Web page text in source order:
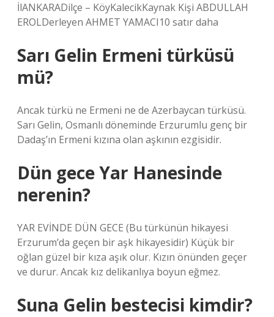
İlANKARADilçe – KöyKalecikKaynak Kişi ABDULLAH
EROLDerleyen AHMET YAMACI10 satır daha
Sarı Gelin Ermeni türküsü
mü?
Ancak türkü ne Ermeni ne de Azerbaycan türküsü.
Sarı Gelin, Osmanlı döneminde Erzurumlu genç bir
Dadaş’ın Ermeni kızına olan aşkının ezgisidir.
Dün gece Yar Hanesinde
nerenin?
YAR EVİNDE DÜN GECE (Bu türkünün hikayesi
Erzurum’da geçen bir aşk hikayesidir) Küçük bir
oğlan güzel bir kıza aşık olur. Kızın önünden geçer
ve durur. Ancak kız delikanlıya boyun eğmez.
Suna Gelin bestecisi kimdir?